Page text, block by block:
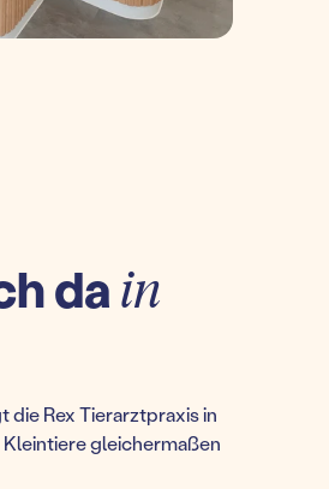
dain
Rex Tierarztpraxis in
gleichermaßen